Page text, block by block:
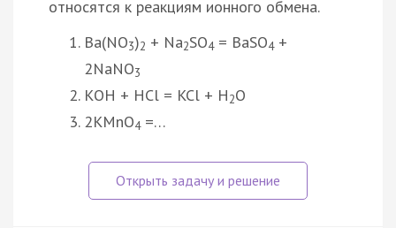
относятся к реакциям ионного обмена.
Ba(NO3)2 + Na2SO4= BaSO4+
2NaNO3
КОН + HCl = KCl + H2O
2KMnO4=…